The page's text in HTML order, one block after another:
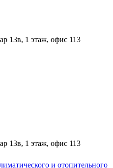
13в, 1 этаж, офис 113
13в, 1 этаж, офис 113